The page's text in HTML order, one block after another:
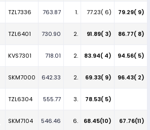
TZL7336 763.87 1. 77.23( 6) 79.29( 9)
TZL6401 730.90 2. 91.89( 3) 86.77( 8)
KVS7301 718.01 2. 83.94( 4) 94.56( 5)
SKM7000 642.33 2. 69.33( 9) 96.43( 2)
TZL6304 555.77 3. 78.53( 5)
SKM7104 546.46 6. 68.45(10) 67.76(11)